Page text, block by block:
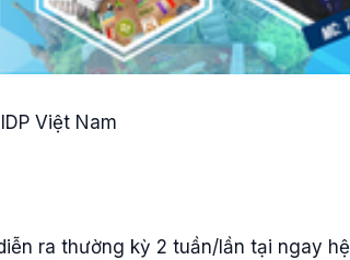
ra thường kỳ 2 tuần/lần tại ngay hệ